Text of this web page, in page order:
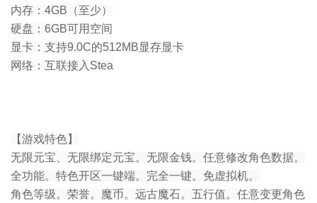
内存：4GB（至少）
硬盘：6GB可用空间
显卡：支持9.0C的512MB显存显卡
网络：互联接入Stea
【游戏特色】
无限元宝、无限绑定元宝。无限金钱。任意修改角色数据。
全功能。特色开区一键端。完全一键。免虚拟机。
角色等级。荣誉。魔币。远古魔石。五行值。任意变更角色